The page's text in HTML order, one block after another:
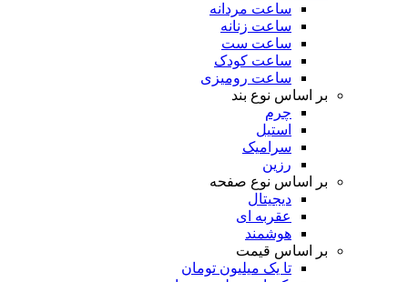
ساعت مردانه
ساعت زنانه
ساعت ست
ساعت کودک
ساعت رومیزی
بر اساس نوع بند
چرم
استیل
سرامیک
رزین
بر اساس نوع صفحه
دیجیتال
عقربه ای
هوشمند
بر اساس قیمت
تا یک میلیون تومان